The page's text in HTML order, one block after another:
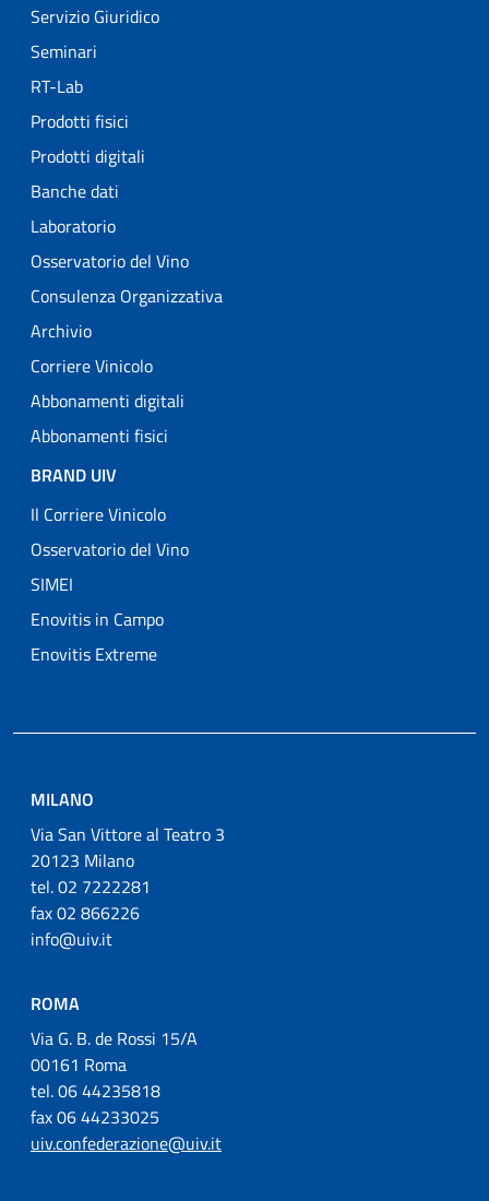
Servizio Giuridico
Seminari
RT-Lab
Prodotti fisici
Prodotti digitali
Banche dati
Laboratorio
Osservatorio del Vino
Consulenza Organizzativa
Archivio
Corriere Vinicolo
Abbonamenti digitali
Abbonamenti fisici
BRAND UIV
Il Corriere Vinicolo
Osservatorio del Vino
SIMEI
Enovitis in Campo
Enovitis Extreme
MILANO
Via San Vittore al Teatro 3
20123 Milano
tel. 02 7222281
fax 02 866226
info@uiv.it
ROMA
Via G. B. de Rossi 15/A
00161 Roma
tel. 06 44235818
fax 06 44233025
uiv.confederazione@uiv.it